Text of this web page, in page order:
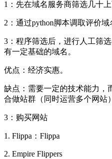
1：先在域名服务商筛选几十上
2：通过python脚本调取评价域
3：程序筛选后，进行人工筛
有一定基础的域名。
优点：经济实惠。
缺点：需要一定的技术能力，
合做站群（同时运营多个网站
3：购买网站
1. Flippa：Flippa
2. Empire Flippers